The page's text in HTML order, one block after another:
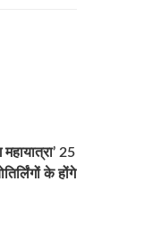
25
के होंगे